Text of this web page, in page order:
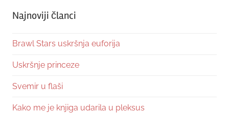
Najnoviji članci
Brawl Stars uskršnja euforija
Uskršnje princeze
Svemir u flaši
Kako me je knjiga udarila u pleksus